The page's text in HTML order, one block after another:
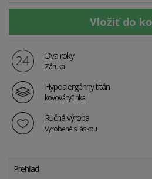
Dva roky
Záruka
Hypoalergénny titán
kovová tyčinka
Ručná výroba
Vyrobené s láskou
Prehľad